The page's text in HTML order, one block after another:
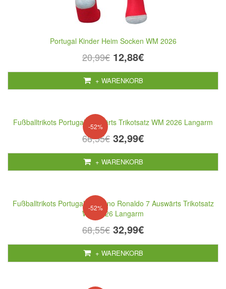
Portugal Kinder Heim Socken WM 2026
20,99€ 12,88€
+ WARENKORB
-52%
Fußballtrikots Portugal Auswärts Trikotsatz WM 2026 Langarm
68,55€ 32,99€
+ WARENKORB
-52%
Fußballtrikots Portugal Cristiano Ronaldo 7 Auswärts Trikotsatz
WM 2026 Langarm
68,55€ 32,99€
+ WARENKORB